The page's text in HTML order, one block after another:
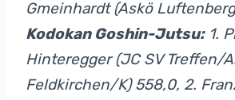
Gmeinhardt (Askö
Kodokan Goshin-Jutsu:1.
Hinteregger (JC SV Treffen/
Feldkirchen/K) 558,0, 2.